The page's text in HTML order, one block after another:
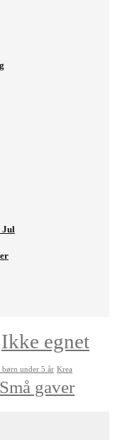
Jul
Ikke egnet
under 5 år Krea
Små gaver